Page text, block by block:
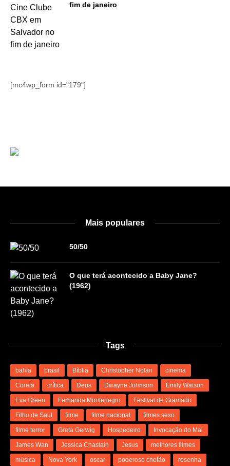
fim de janeiro
[mc4wp_form id="179"]
Mais populares
50/50
O que terá acontecido a Baby Jane?
(1962)
Tags
bahia brasil Bíblia Christopher Nolan cinema
Coreia crítica Deus Dwayne Johnson Emily Watson
Eva Green Fernanda Montenegro Festival de Gramado
Filho de Saul filme filme nacional filmes sexo
filme terror Greta Gerwig Hospedeiro Invocação do Mal
James Wan Jessica Chastain Jesus melhores filmes
música Nova York oscar poderoso chefão resenha